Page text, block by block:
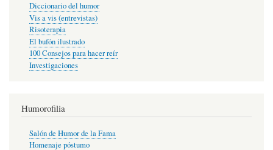
Diccionario del humor
Vis a vis (entrevistas)
Risoterapia
El bufón ilustrado
100 Consejos para hacer reír
Investigaciones
Humorofilia
Salón de Humor de la Fama
Homenaje póstumo